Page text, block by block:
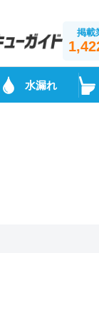
掲載
水漏れ